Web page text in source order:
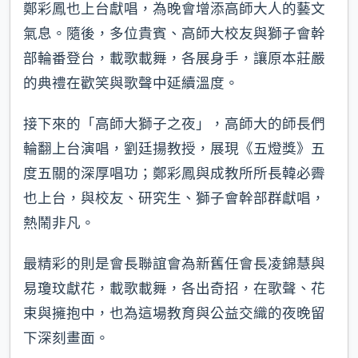
鄭彩鳳也上台獻唱，為晚會增添高師大人的藝文
氣息。隨後，多位貴賓、高師大校友與獅子會幹
部輪番登台，載歌載舞，各展身手，讓原本莊嚴
的典禮在歡笑與歌聲中延續溫度。
接下來的「高師大獅子之夜」，高師大的師長們
輪翻上台演唱，劉廷揚教授，展現《五燈獎》五
度五關的深厚唱功；鄭彩鳳與成教所所長韓必霽
也上台，與校友、研究生、獅子會幹部群獻唱，
熱鬧非凡。
最精彩的則是會長聯誼會為新舊任會長凌錦慧與
易瓊玟獻花，載歌載舞，各出奇招，在歌聲、花
束與擁抱中，也為這場教育與公益交織的夜晚留
下深刻畫面。